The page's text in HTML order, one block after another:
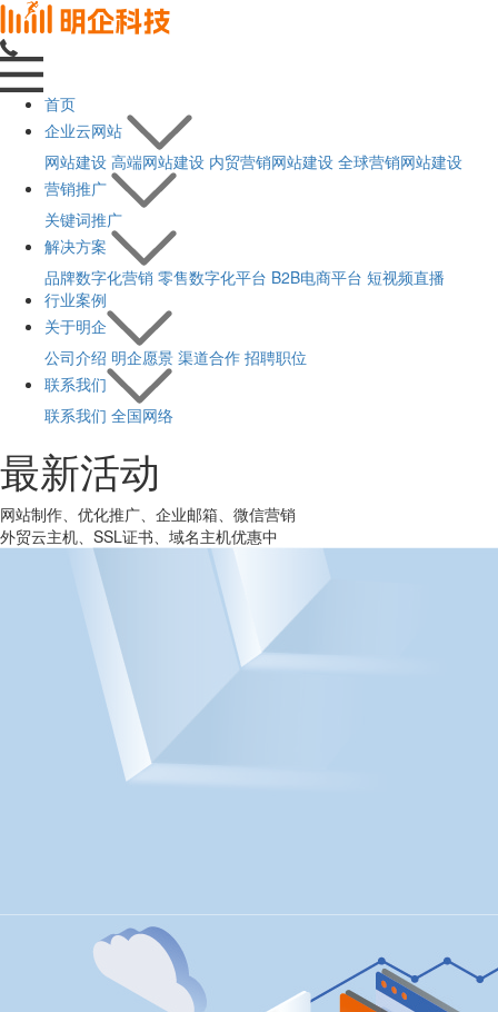
首页
企业云网站
网站建设 高端网站建设 内贸营销网站建设 全球营销网站建设
营销推广
关键词推广
解决方案
品牌数字化营销 零售数字化平台 B2B电商平台 短视频直播
行业案例
关于明企
公司介绍 明企愿景 渠道合作 招聘职位
联系我们
联系我们 全国网络
最新活动
网站制作、优化推广、企业邮箱、微信营销
外贸云主机、SSL证书、域名主机优惠中